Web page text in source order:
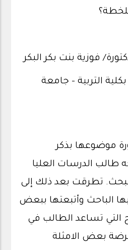
فوزية بنت بكر البكر
التربية - جامعة
موضوعها بذكر
طالب الدرسات العليا
تطرقت بعد ذلك إلى
الباحث وأتبعتها ببعض
التي تساعد الطالب في
بعض الامثلة